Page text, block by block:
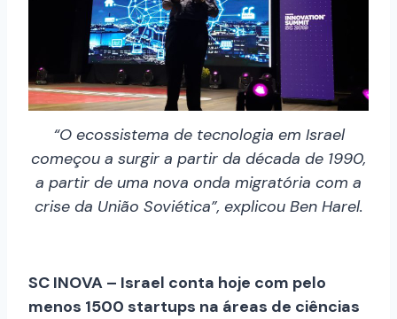
“O ecossistema de tecnologia em Israel
começou a surgir a partir da década de 1990,
a partir de uma nova onda migratória com a
crise da União Soviética”, explicou Ben Harel.
SC INOVA – Israel conta hoje com pelo
menos 1500 startups na áreas de ciências